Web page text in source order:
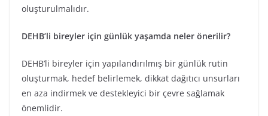
oluşturulmalıdır.
DEHB’li bireyler için günlük yaşamda neler önerilir?
DEHB’li bireyler için yapılandırılmış bir günlük rutin
oluşturmak, hedef belirlemek, dikkat dağıtıcı unsurları
en aza indirmek ve destekleyici bir çevre sağlamak
önemlidir.